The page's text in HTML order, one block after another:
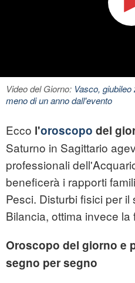
Video del Giorno: Vasco,
meno di un anno dall'evento
Ecco l'oroscopo del
Saturno in Sagittario
professionali
beneficerà i rapporti
Pesci. Disturbi fisici per
Bilancia, ottima invece
Oroscopo del giorno e
segno per segno